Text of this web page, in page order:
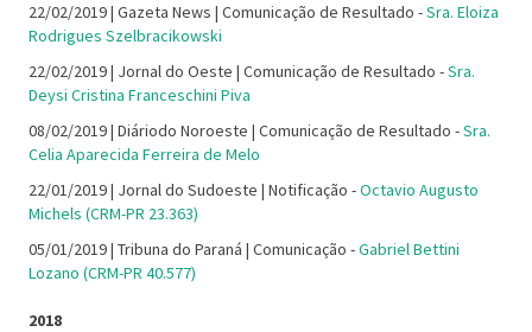
22/02/2019 | Gazeta News | Comunicação de Resultado -Sra. Eloiza
Rodrigues Szelbracikowski
22/02/2019 | Jornal do Oeste | Comunicação de Resultado -Sra.
Deysi Cristina Franceschini Piva
08/02/2019 | Diáriodo Noroeste | Comunicação de Resultado -Sra.
Celia Aparecida Ferreira de Melo
22/01/2019 | Jornal do Sudoeste | Notificação -Octavio Augusto
Michels (CRM-PR 23.363)
05/01/2019 | Tribuna do Paraná | Comunicação -Gabriel Bettini
Lozano (CRM-PR 40.577)
2018